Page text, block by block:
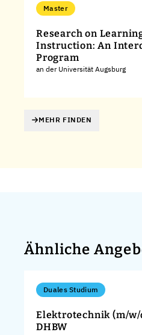
Master
Research on
Instruction: An
Program
an der Universität Augsburg
MEHR FINDEN
Ähnliche
Duales Studium
Elektrotechnik (m/w/
DHBW